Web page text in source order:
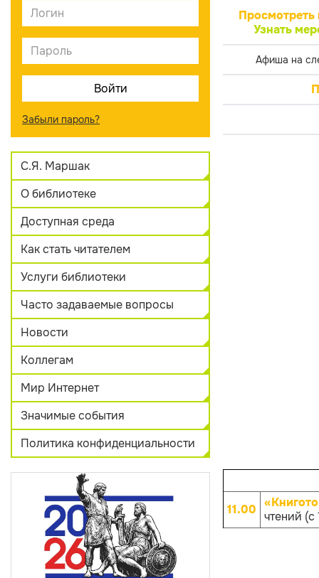
Забыли пароль?
С.Я. Маршак
О библиотеке
Доступная среда
Как стать читателем
Услуги библиотеки
Часто задаваемые вопросы
Новости
Коллегам
Мир Интернет
Значимые события
Политика конфиденциальности
Просмотреть
Узнать
Афиша на
11.00 чтений (с